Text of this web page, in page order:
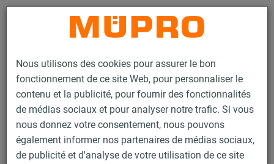
Nous utilisons des cookies pour assurer le bon
fonctionnement de ce site Web, pour personnaliser le
contenu et la publicité, pour fournir des fonctionnalités
de médias sociaux et pour analyser notre trafic. Si vous
nous donnez votre consentement, nous pouvons
également informer nos partenaires de médias sociaux,
de publicité et d'analyse de votre utilisation de ce site
Contact
Produits Technique de fixation
Fixation de gaines
Produits en inox pour la fixation de gaines
Fixation rapide MPC+